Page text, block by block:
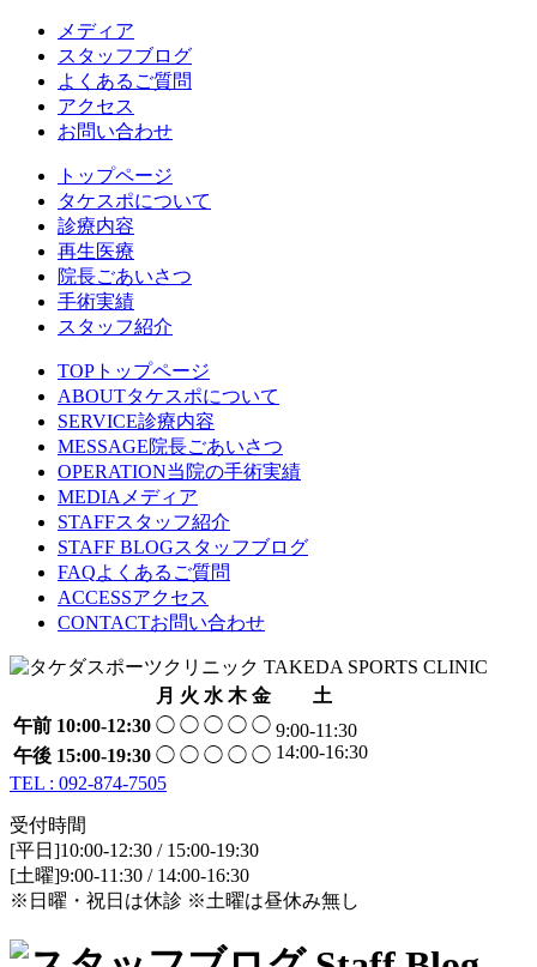
メディア
スタッフブログ
よくあるご質問
アクセス
お問い合わせ
トップページ
タケスポについて
診療内容
再生医療
院長ごあいさつ
手術実績
スタッフ紹介
TOP トップページ
ABOUTタケスポについて
SERVICE診療内容
MESSAGE院長ごあいさつ
OPERATION当院の手術実績
MEDIA メディア
STAFFスタッフ紹介
STAFF BLOGスタッフブログ
FAQよくあるご質問
ACCESSアクセス
CONTACTお問い合わせ
月 火 水 木 金
土
午前 10:00-12:30 ◯ ◯ ◯ ◯ ◯ 9:00-11:30
14:00-16:30
午後 15:00-19:30 ◯ ◯ ◯ ◯ ◯
TEL : 092-874-7505
受付時間
[平日]10:00-12:30 / 15:00-19:30
[土曜]9:00-11:30 / 14:00-16:30
※日曜・祝日は休診 ※土曜は昼休み無し